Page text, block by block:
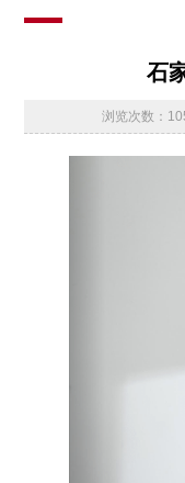
石
浏览次数：